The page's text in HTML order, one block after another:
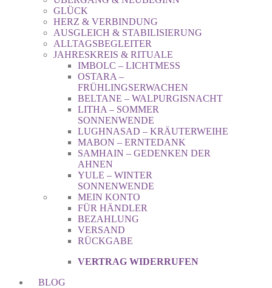
GLÜCK
HERZ & VERBINDUNG
AUSGLEICH & STABILISIERUNG
ALLTAGSBEGLEITER
JAHRESKREIS & RITUALE
IMBOLC – LICHTMESS
OSTARA –
FRÜHLINGSERWACHEN
BELTANE – WALPURGISNACHT
LITHA – SOMMER
SONNENWENDE
LUGHNASAD – KRÄUTERWEIHE
MABON – ERNTEDANK
SAMHAIN – GEDENKEN DER
AHNEN
YULE – WINTER
SONNENWENDE
MEIN KONTO
FÜR HÄNDLER
BEZAHLUNG
VERSAND
RÜCKGABE
VERTRAG WIDERRUFEN
BLOG